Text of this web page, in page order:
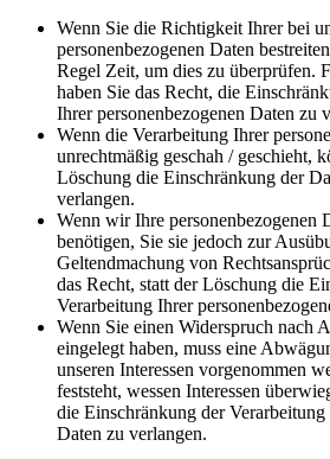
Wenn Sie die Richtigkeit Ihrer bei
personenbezogenen Daten
Regel Zeit, um dies zu überprüfen.
haben Sie das Recht, die
Ihrer personenbezogenen Daten zu
Wenn die Verarbeitung Ihrer
unrechtmäßig geschah / geschieht,
Löschung die Einschränkung der
verlangen.
Wenn wir Ihre personenbezogenen
benötigen, Sie sie jedoch zur
Geltendmachung von
das Recht, statt der Löschung die
Verarbeitung Ihrer
Wenn Sie einen Widerspruch nach
eingelegt haben, muss eine
unseren Interessen vorgenommen
feststeht, wessen Interessen
die Einschränkung der Verarbeitung
Daten zu verlangen.